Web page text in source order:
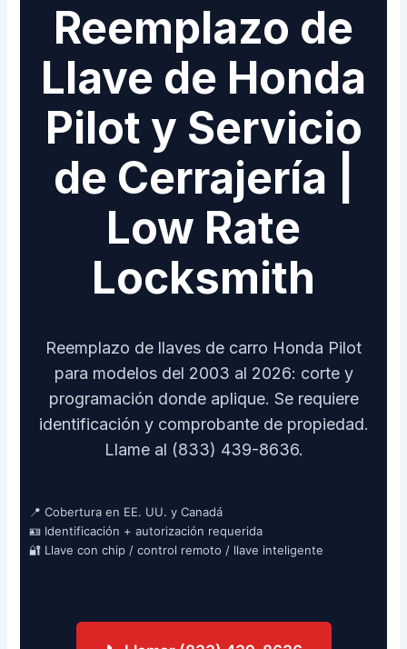
Reemplazo de
Llave de Honda
Pilot y Servicio
de Cerrajería |
Low Rate
Locksmith
Reemplazo de llaves de carro Honda Pilot
para modelos del 2003 al 2026: corte y
programación donde aplique. Se requiere
identificación y comprobante de propiedad.
Llame al (833) 439-8636.
📍 Cobertura en EE. UU. y Canadá
🪪 Identificación + autorización requerida
🔐 Llave con chip / control remoto / llave inteligente